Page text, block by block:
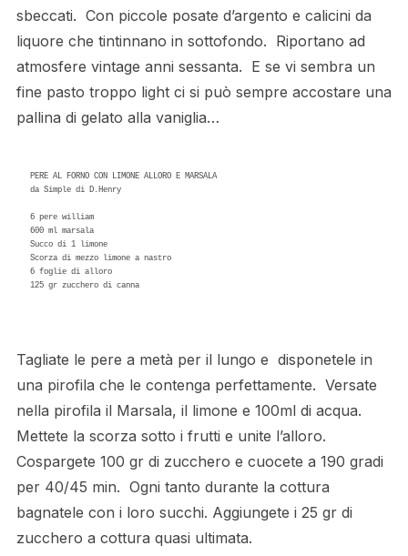
sbeccati. Con piccole posate d’argento e calicini da
liquore che tintinnano in sottofondo. Riportano ad
atmosfere vintage anni sessanta. E se vi sembra un
fine pasto troppo light ci si può sempre accostare una
pallina di gelato alla vaniglia…
PERE AL FORNO CON LIMONE ALLORO E MARSALA
da Simple di D.Henry
6 pere william
600 ml marsala
Succo di 1 limone
Scorza di mezzo limone a nastro
6 foglie di alloro
125 gr zucchero di canna
Tagliate le pere a metà per il lungo e disponetele in
una pirofila che le contenga perfettamente. Versate
nella pirofila il Marsala, il limone e 100ml di acqua.
Mettete la scorza sotto i frutti e unite l’alloro.
Cospargete 100 gr di zucchero e cuocete a 190 gradi
per 40/45 min. Ogni tanto durante la cottura
bagnatele con i loro succhi. Aggiungete i 25 gr di
zucchero a cottura quasi ultimata.